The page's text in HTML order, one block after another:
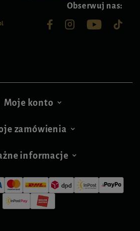
Obserwuj nas:
Moje konto
zamówienia
informacje